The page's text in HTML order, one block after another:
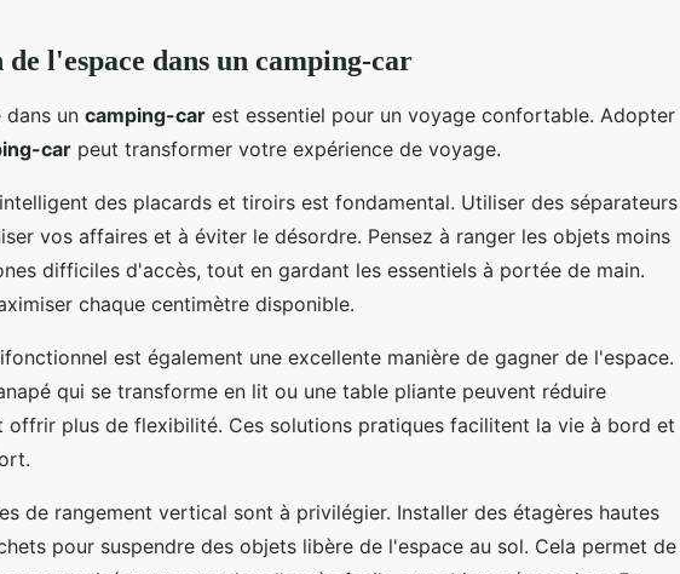
l'espace dans un camping-car
dans un camping-car est essentiel pour un voyage confortable. Adopter
car peut transformer votre expérience de voyage.
des placards et tiroirs est fondamental. Utiliser des séparateurs
vos affaires et à éviter le désordre. Pensez à ranger les objets moins
difficiles d'accès, tout en gardant les essentiels à portée de main.
chaque centimètre disponible.
est également une excellente manière de gagner de l'espace.
qui se transforme en lit ou une table pliante peuvent réduire
offrir plus de flexibilité. Ces solutions pratiques facilitent la vie à bord et
de rangement vertical sont à privilégier. Installer des étagères hautes
pour suspendre des objets libère de l'espace au sol. Cela permet de